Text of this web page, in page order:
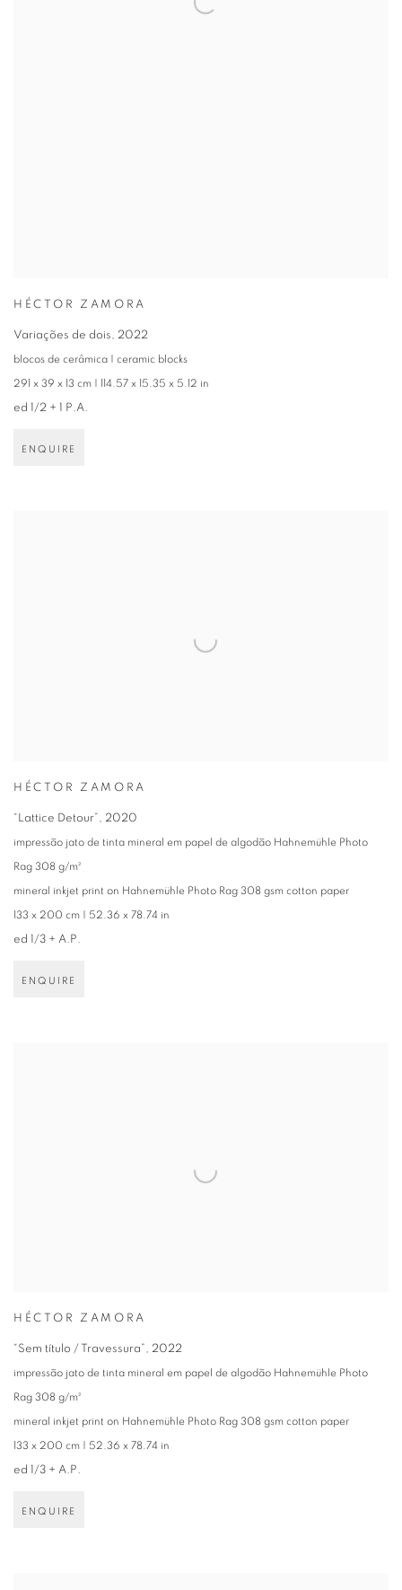
HÉCTOR ZAMORA
Variações de dois, 2022
blocos de cerâmica | ceramic blocks
291 x 39 x 13 cm | 114.57 x 15.35 x 5.12 in
ed 1/2 + 1 P.A.
ENQUIRE
HÉCTOR ZAMORA
“Lattice Detour” 2020
impressão jato de tinta mineral em papel de algodão Hahnemühle Photo
Rag 308 g/m²
mineral inkjet print on Hahnemühle Photo Rag 308 gsm cotton paper
133 x 200 cm | 52.36 x 78.74 in
ed 1/3 + A.P.
ENQUIRE
HÉCTOR ZAMORA
“Sem título / Travessura”, 2022
impressão jato de tinta mineral em papel de algodão Hahnemühle Photo
Rag 308 g/m²
mineral inkjet print on Hahnemühle Photo Rag 308 gsm cotton paper
133 x 200 cm | 52.36 x 78.74 in
ed 1/3 + A.P.
ENQUIRE